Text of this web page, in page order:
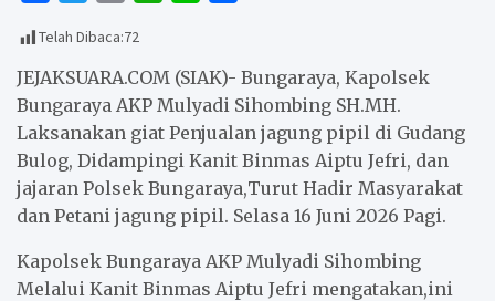
c
e
b
o
o
k
i
t
t
e
r
a
i
l
t
s
A
p
p
e
r
e
Telah Dibaca:72
JEJAKSUARA.COM (SIAK)- Bungaraya, Kapolsek
Bungaraya AKP Mulyadi Sihombing SH.MH.
Laksanakan giat Penjualan jagung pipil di Gudang
Bulog, Didampingi Kanit Binmas Aiptu Jefri, dan
jajaran Polsek Bungaraya,Turut Hadir Masyarakat
dan Petani jagung pipil. Selasa 16 Juni 2026 Pagi.
Kapolsek Bungaraya AKP Mulyadi Sihombing
Melalui Kanit Binmas Aiptu Jefri mengatakan,ini